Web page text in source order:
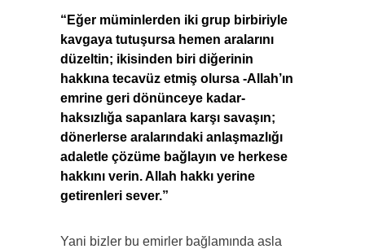
“Eğer müminlerden iki grup birbiriyle
kavgaya tutuşursa hemen aralarını
düzeltin; ikisinden biri diğerinin
hakkına tecavüz etmiş olursa -Allah’ın
emrine geri dönünceye kadar-
haksızlığa sapanlara karşı savaşın;
dönerlerse aralarındaki anlaşmazlığı
adaletle çözüme bağlayın ve herkese
hakkını verin. Allah hakkı yerine
getirenleri sever.”
Yani bizler bu emirler bağlamında asla